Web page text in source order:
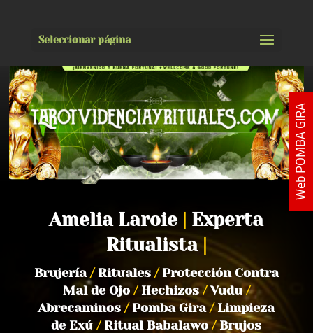
Seleccionar página
Amelia Laroie
Experta
Ritualista
Brujería /Rituales /Protección Contra
Mal de Ojo /Hechizos/Vudu/
Abrecaminos/Pomba Gira/Limpieza
de Exú/Ritual Babalawo/Brujos
Web POMBA GIRA